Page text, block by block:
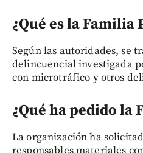
¿Qué es la Familia
Según las autoridades, se
delincuencial investigada
con microtráfico y otros
¿Qué ha pedido la
La organización ha